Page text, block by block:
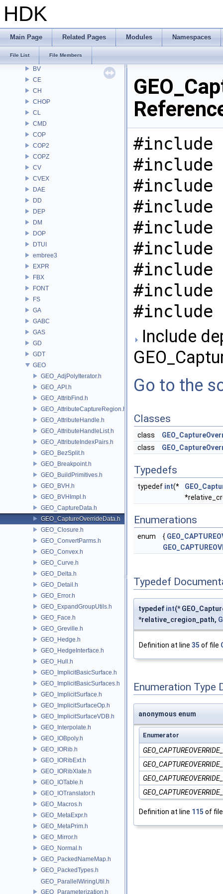
HDK
Main Page Related Pages Modules Namespaces
File List File Members
APEXA
AU
BM
BV
CE
CH
CHOP
CL
CMD
COP
COP2
COPZ
CV
CVEX
DAE
DD
DEP
DM
DOP
DTUI
embree3
EXPR
FBX
FONT
FS
GA
GABC
GAS
GD
GDT
GEO
GEO_AdjPolyIterator.h
GEO_API.h
GEO_AttribFind.h
GEO_AttributeCaptureRegion.h
GEO_AttributeHandle.h
GEO_AttributeHandleList.h
GEO_AttributeIndexPairs.h
GEO_BezSplit.h
GEO_Breakpoint.h
GEO_BuildPrimitives.h
GEO_BVH.h
GEO_BVHImpl.h
GEO_CaptureData.h
GEO_CaptureOverrideData.h
GEO_Closure.h
GEO_ConvertParms.h
GEO_Convex.h
GEO_Curve.h
GEO_Delta.h
GEO_Detail.h
GEO_Error.h
GEO_ExpandGroupUtils.h
GEO_Face.h
GEO_Greville.h
GEO_Hedge.h
GEO_HedgeInterface.h
GEO_Hull.h
GEO_ImplicitBasicSurface.h
GEO_ImplicitBasicSurfaces.h
GEO_ImplicitSurface.h
GEO_ImplicitSurfaceOp.h
GEO_ImplicitSurfaceVDB.h
GEO_Interpolate.h
GEO_IOBpoly.h
GEO_IORib.h
GEO_IORibExt.h
GEO_IORibXlate.h
GEO_IOTable.h
GEO_IOTranslator.h
GEO_Macros.h
GEO_MetaExpr.h
GEO_MetaPrim.h
GEO_Mirror.h
GEO_Normal.h
GEO_PackedNameMap.h
GEO_PackedTypes.h
GEO_ParallelWiringUtil.h
GEO_Parameterization.h
#include
#include
#include
#include
#include
#include
#include
#include
#include
Include
Go to the
Classes
class
class
Typedefs
typedef int(*
Enumerations
enum {
Typedef
typedef int(*
*relative_cregion_path,
Definition at line 35 of file
Enumeration Type
anonymous enum
Enumerator
Definition at line 115 of